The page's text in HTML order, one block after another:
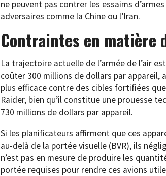
ne peuvent pas contrer les essaims
adversaires comme la Chine ou l’Iran.
Contraintes en matière
La trajectoire actuelle de l’armée de l’air
coûter 300 millions de dollars par appareil,
plus efficace contre des cibles fortifiées
Raider, bien qu’il constitue une prouesse
730 millions de dollars par appareil.
Si les planificateurs affirment que ces
au-delà de la portée visuelle (BVR), ils
n’est pas en mesure de produire les
portée requises pour rendre ces avions